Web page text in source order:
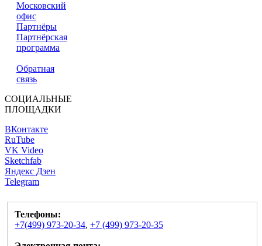
Московский
офис
Партнёры
Партнёрская
программа
Обратная
связь
СОЦИАЛЬНЫЕ
ПЛОЩАДКИ
ВКонтакте
RuTube
VK Video
Sketchfab
Яндекс Дзен
Telegram
Телефоны:
+7(499) 973-20-34, +7 (499) 973-20-35